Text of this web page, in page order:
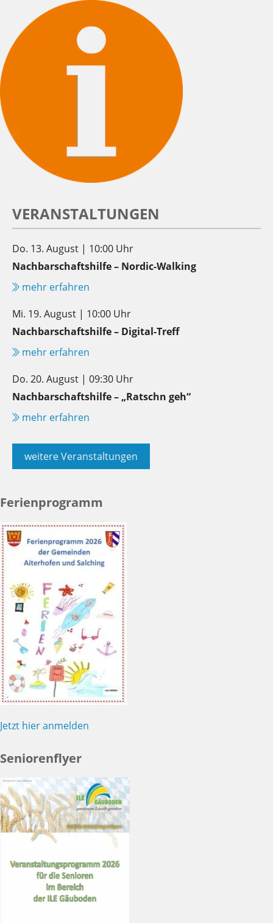
VERANSTALTUNGEN
Do. 13. August | 10:00 Uhr
Nachbarschaftshilfe – Nordic-Walking
mehr erfahren
Mi. 19. August | 10:00 Uhr
Nachbarschaftshilfe – Digital-Treff
mehr erfahren
Do. 20. August | 09:30 Uhr
Nachbarschaftshilfe – „Ratschn geh“
mehr erfahren
weitere Veranstaltungen
Ferienprogramm
Jetzt hier anmelden
Seniorenflyer